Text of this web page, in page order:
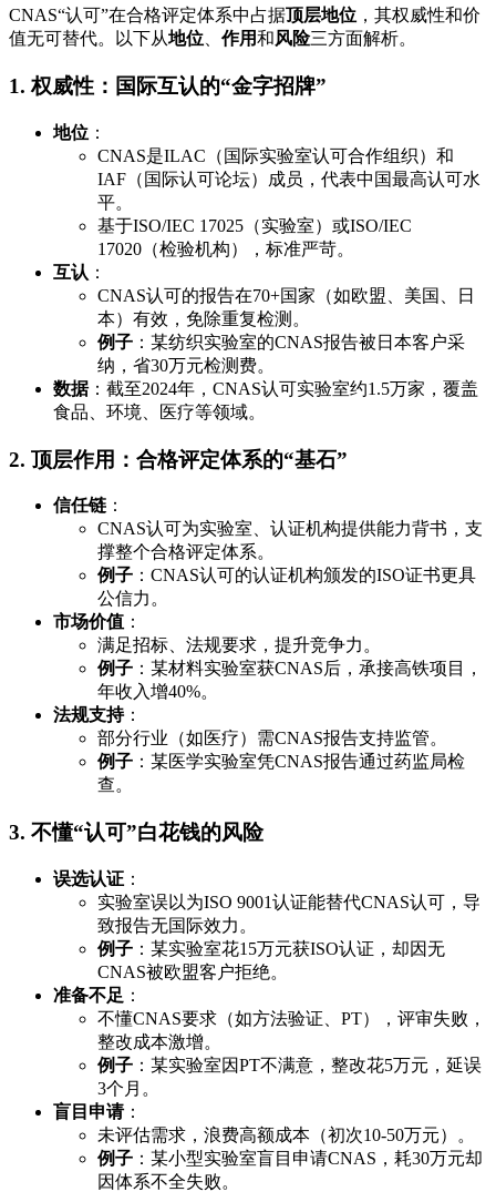
CNAS“认可”在合格评定体系中占据顶层地位 ，其权威性和价
值无可替代。以下从地位 作用和风险三方面解析。
1. 权威性：国际互认的“金字招牌”
地位 ：
CNAS是ILAC（国际实验室认可合作组织）和
IAF（国际认可论坛）成员，代表中国最高认可水
平。
基于ISO/IEC 17025（实验室）或ISO/IEC
17020（检验机构），标准严苛。
互认 ：
CNAS认可的报告在70+国家（如欧盟、美国、日
本）有效，免除重复检测。
例子 ：某纺织实验室的CNAS报告被日本客户采
纳，省30万元检测费。
数据：截至2024年，CNAS认可实验室约1.5万家，覆盖
食品、环境、医疗等领域。
2. 顶层作用：合格评定体系的“基石”
信任链 ：
CNAS认可为实验室、认证机构提供能力背书，支
撑整个合格评定体系。
例子 ：CNAS认可的认证机构颁发的ISO证书更具
公信力。
市场价值 ：
满足招标、法规要求，提升竞争力。
例子 ：某材料实验室获CNAS后，承接高铁项目，
年收入增40%。
法规支持：
部分行业（如医疗）需CNAS报告支持监管。
例子 ：某医学实验室凭CNAS报告通过药监局检
查。
3. 不懂“认可”白花钱的风险
误选认证 ：
实验室误以为ISO 9001认证能替代CNAS认可，导
致报告无国际效力。
例子 ：某实验室花15万元获ISO认证，却因无
CNAS被欧盟客户拒绝。
准备不足 ：
不懂CNAS要求（如方法验证、PT），评审失败，
整改成本激增。
例子 ：某实验室因PT不满意，整改花5万元，延误
3个月。
盲目申请：
未评估需求，浪费高额成本（初次10-50万元）。
例子 ：某小型实验室盲目申请CNAS，耗30万元却
因体系不全失败。